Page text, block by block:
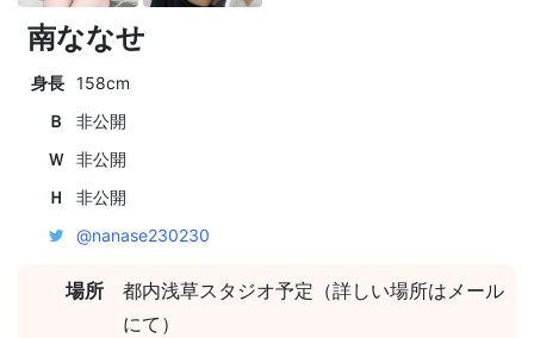
南ななせ
身長 158cm
Ｂ
非公開
Ｗ
非公開
Ｈ
非公開
@nanase230230
場所
都内浅草スタジオ予定（詳しい場所はメール
にて）